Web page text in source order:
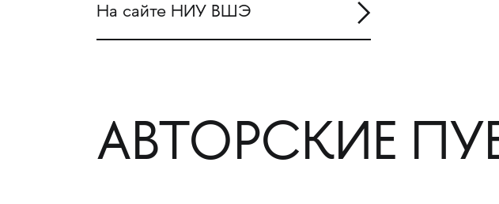
На сайте НИУ ВШЭ
АВТОРСКИЕ